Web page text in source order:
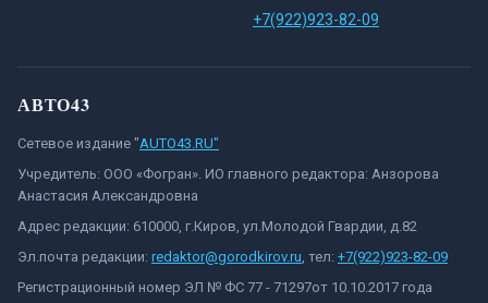
+7(922)923-82-09
АВТО43
Сетевое издание "AUTO43.RU"
Учредитель: ООО «Фогран». ИО главного редактора: Анзорова
Анастасия Александровна
Адрес редакции: 610000, г.Киров, ул.Молодой Гвардии, д.82
Эл.почта редакции: redaktor@gorodkirov.ru, тел: +7(922)923-82-09
Регистрационный номер ЭЛ № ФС 77 - 71297от 10.10.2017 года